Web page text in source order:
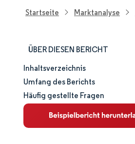
Startseite Marktanalyse
ÜBER DIESEN BERICHT
Marktgröße und -anteil
Marktanalyse
Trends und Einblicke
Inhaltsverzeichnis
Umfang des Berichts
Häufig gestellte Fragen